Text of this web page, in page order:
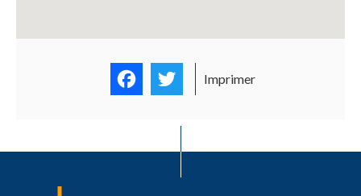
FacebookTwitter
Imprimer